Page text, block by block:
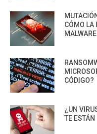
CÓMO LA
MALWARE
CÓDIGO?
¿UN
TE